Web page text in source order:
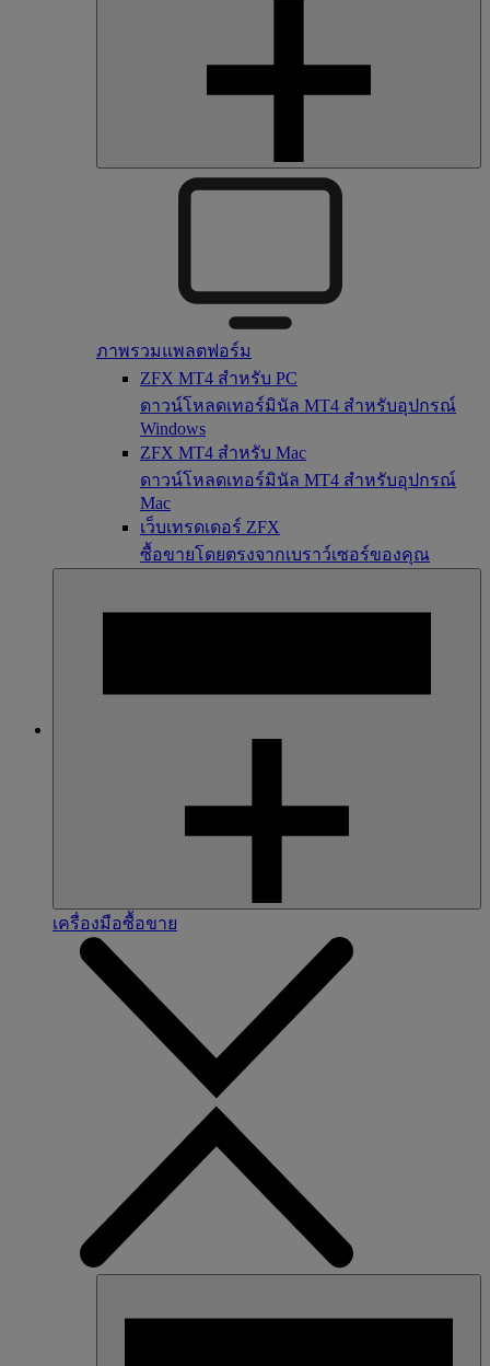
ภาพรวมแพลตฟอร์ม
ZFX MT4 สำหรับ PC
ดาวน์โหลดเทอร์มินัล MT4 สำหรับอุปกรณ์
Windows
ZFX MT4 สำหรับ Mac
ดาวน์โหลดเทอร์มินัล MT4 สำหรับอุปกรณ์
Mac
เว็บเทรดเดอร์ ZFX
ซื้อขายโดยตรงจากเบราว์เซอร์ของคุณ
เครื่องมือซื้อขาย